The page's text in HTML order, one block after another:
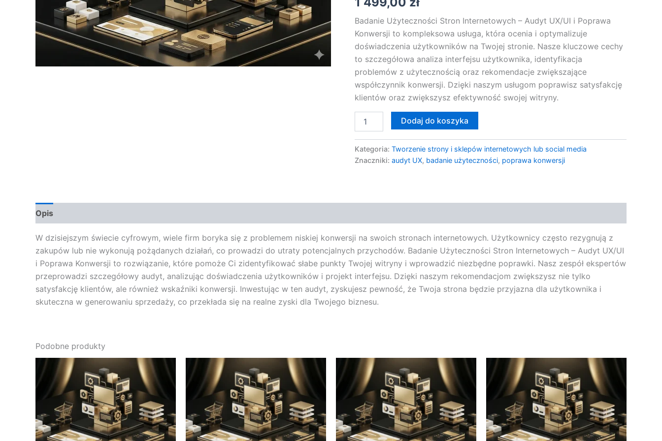
Badanie Użyteczności Stron Internetowych – Audyt UX/UI i Poprawa
Konwersji to kompleksowa usługa, która ocenia i optymalizuje
doświadczenia użytkowników na Twojej stronie. Nasze kluczowe cechy
to szczegółowa analiza interfejsu użytkownika, identyfikacja
problemów z użytecznością oraz rekomendacje zwiększające
współczynnik konwersji. Dzięki naszym usługom poprawisz satysfakcję
klientów oraz zwiększysz efektywność swojej witryny.
Konwersji
Dodaj do koszyka
Kategoria: Tworzenie strony i sklepów internetowych lub social media
Znaczniki: audyt UX, badanie użyteczności, poprawa konwersji
Opis
W dzisiejszym świecie cyfrowym, wiele firm boryka się z problemem niskiej konwersji na swoich stronach internetowych. Użytkownicy często rezygnują z
zakupów lub nie wykonują pożądanych działań, co prowadzi do utraty potencjalnych przychodów. Badanie Użyteczności Stron Internetowych – Audyt UX/UI
i Poprawa Konwersji to rozwiązanie, które pomoże Ci zidentyfikować słabe punkty Twojej witryny i wprowadzić niezbędne poprawki. Nasz zespół ekspertów
przeprowadzi szczegółowy audyt, analizując doświadczenia użytkowników i projekt interfejsu. Dzięki naszym rekomendacjom zwiększysz nie tylko
satysfakcję klientów, ale również wskaźniki konwersji. Inwestując w ten audyt, zyskujesz pewność, że Twoja strona będzie przyjazna dla użytkownika i
skuteczna w generowaniu sprzedaży, co przekłada się na realne zyski dla Twojego biznesu.
Podobne produkty